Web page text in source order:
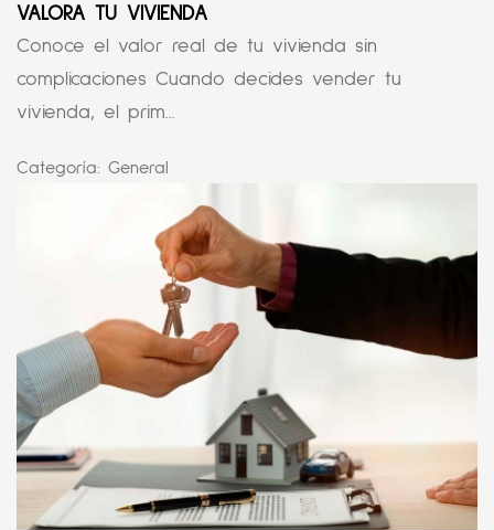
VALORA TU VIVIENDA
Conoce el valor real de tu vivienda sin
complicaciones Cuando decides vender tu
vivienda, el prim...
Categoría: General